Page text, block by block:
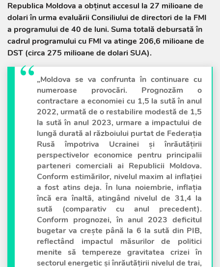
Republica Moldova a obținut accesul la 27 milioane de
dolari în urma evaluării Consiliului de directori de la FMI
a programului de 40 de luni. Suma totală debursată în
cadrul programului cu FMI va atinge 206,6 milioane de
DST (circa 275 milioane de dolari SUA).
„Moldova se va confrunta în continuare cu
numeroase provocări. Prognozăm o
contractare a economiei cu 1,5 la sută în anul
2022, urmată de o restabilire modestă de 1,5
la sută în anul 2023, urmare a impactului de
lungă durată al războiului purtat de Federația
Rusă împotriva Ucrainei și înrăutățirii
perspectivelor economice pentru principalii
parteneri comerciali ai Republicii Moldova.
Conform estimărilor, nivelul maxim al inflației
a fost atins deja. În luna noiembrie, inflația
încă era înaltă, atingând nivelul de 31,4 la
sută (comparativ cu anul precedent).
Conform prognozei, în anul 2023 deficitul
bugetar va crește până la 6 la sută din PIB,
reflectând impactul măsurilor de politici
menite să tempereze gravitatea crizei în
sectorul energetic și înrăutățirii nivelul de trai,